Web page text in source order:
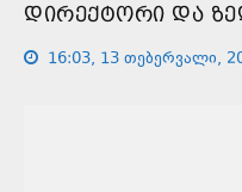
ᲓᲘᲠᲔᲥᲢᲝᲠᲘ ᲓᲐ
16:03, 13 თებერვალი,